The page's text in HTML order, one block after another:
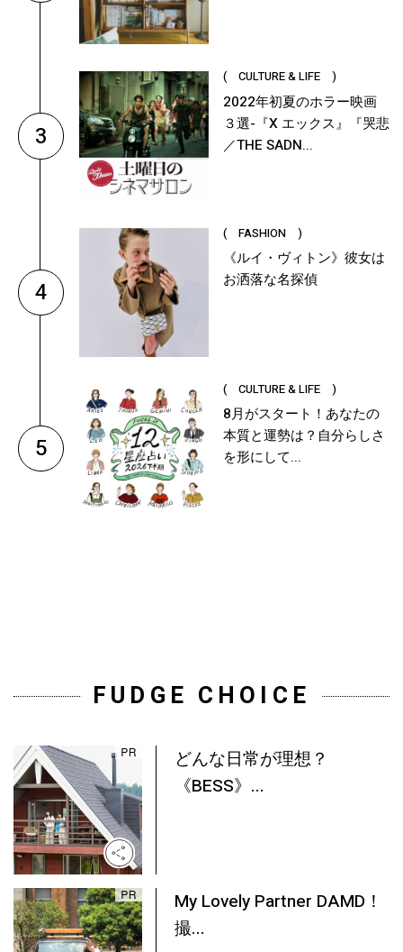
3
( CULTURE & LIFE )
2022年初夏のホラー映画
３選-『X エックス』『哭悲
／THE SADN...
4
( FASHION )
《ルイ・ヴィトン》彼女は
お洒落な名探偵
5
( CULTURE & LIFE )
8月がスタート！あなたの
本質と運勢は？自分らしさ
を形にして...
FUDGE CHOICE
どんな日常が理想？
《BESS》...
My Lovely Partner DAMD！
撮...